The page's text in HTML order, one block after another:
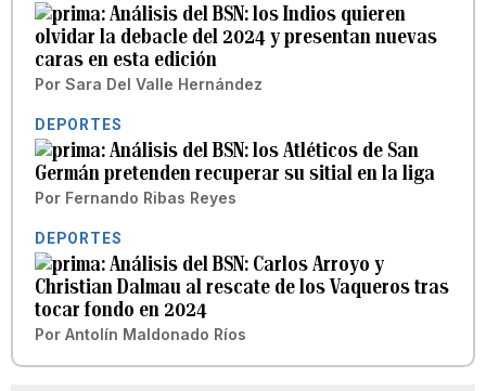
Análisis del BSN: los Indios quieren
olvidar la debacle del 2024 y presentan nuevas
caras en esta edición
Por Sara Del Valle Hernández
DEPORTES
Análisis del BSN: los Atléticos de San
Germán pretenden recuperar su sitial en la liga
Por Fernando Ribas Reyes
DEPORTES
Análisis del BSN: Carlos Arroyo y
Christian Dalmau al rescate de los Vaqueros tras
tocar fondo en 2024
Por Antolín Maldonado Ríos